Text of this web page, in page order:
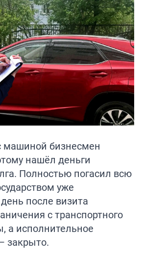
машиной бизнесмен
нашёл деньги
Полностью погасил всю
уже
после визита
с транспортного
а исполнительное
закрыто.